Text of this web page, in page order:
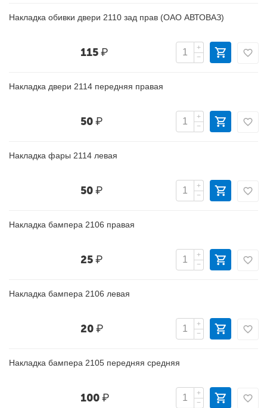
Накладка обивки двери 2110 зад прав (ОАО АВТОВАЗ)
115₽
+
−
Накладка двери 2114 передняя правая
50₽
+
−
Накладка фары 2114 левая
50₽
+
−
Накладка бампера 2106 правая
25₽
+
−
Накладка бампера 2106 левая
20₽
+
−
Накладка бампера 2105 передняя средняя
100₽
+
−